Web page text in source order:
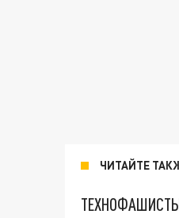
ЧИТАЙТЕ